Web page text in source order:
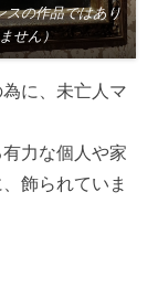
スの作品ではあり
ません）
に、未亡人マ
力な個人や家
飾られていま